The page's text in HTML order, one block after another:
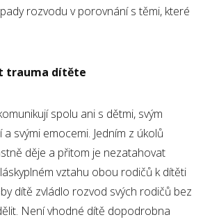
rozvodu v porovnání s těmi, které
trauma dítěte
spolu ani s dětmi, svým
svými emocemi. Jedním z úkolů
děje a přitom je nezatahovat
vztahu obou rodičů k dítěti
dítě zvládlo rozvod svých rodičů bez
Není vhodné dítě dopodrobna